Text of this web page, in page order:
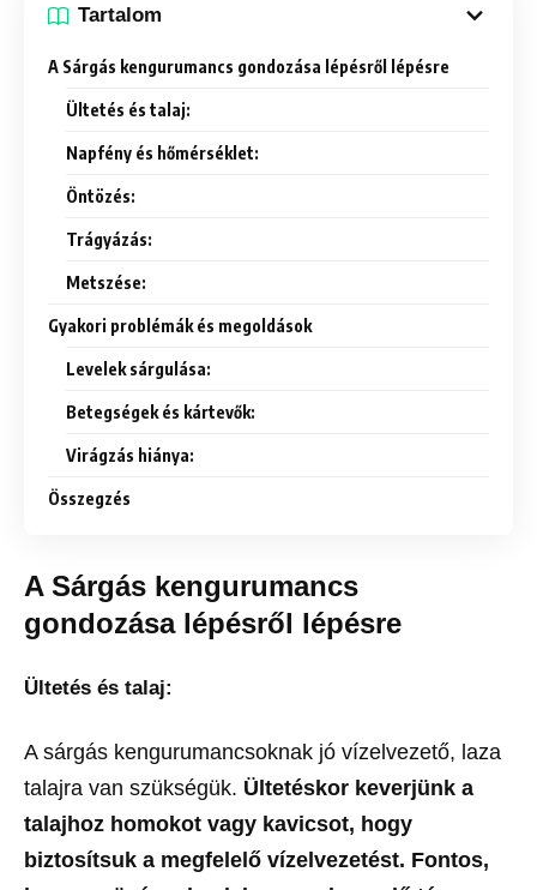
Tartalom
A Sárgás kengurumancs gondozása lépésről lépésre
Ültetés és talaj:
Napfény és hőmérséklet:
Öntözés:
Trágyázás:
Metszése:
Gyakori problémák és megoldások
Levelek sárgulása:
Betegségek és kártevők:
Virágzás hiánya:
Összegzés
A Sárgás kengurumancs
gondozása lépésről lépésre
Ültetés és talaj:
A sárgás kengurumancsoknak jó vízelvezető, laza
talajra van szükségük. Ültetéskor keverjünk a
talajhoz homokot vagy kavicsot, hogy
biztosítsuk a megfelelő vízelvezetést. Fontos,